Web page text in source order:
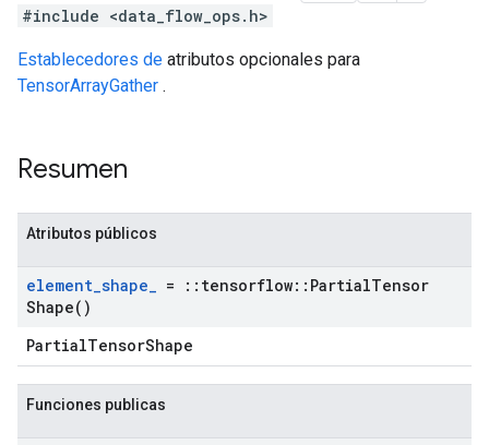
#include <data_flow_ops.h>
Establecedores de atributos opcionales para
TensorArrayGather .
Resumen
Atributos públicos
element_shape_ = :: tensorflow:: PartialTensor
Shape( )
PartialTensorShape
Funciones publicas